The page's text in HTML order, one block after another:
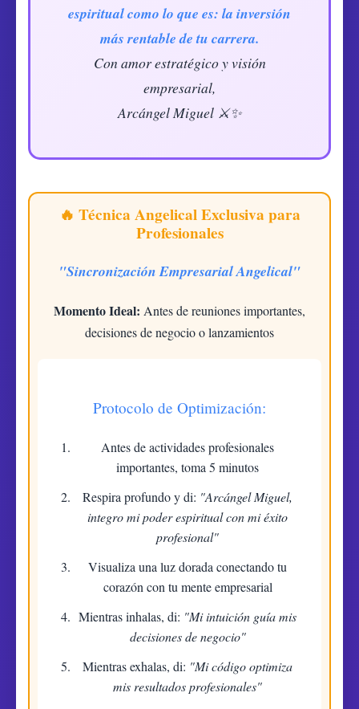
espiritual como lo que es: la inversión
más rentable de tu carrera.
Con amor estratégico y visión
empresarial,
Arcángel Miguel ⚔️✨
🔥 Técnica Angelical Exclusiva para
Profesionales
"Sincronización Empresarial Angelical"
Momento Ideal: Antes de reuniones importantes,
decisiones de negocio o lanzamientos
Protocolo de Optimización:
Antes de actividades profesionales
importantes, toma 5 minutos
Respira profundo y di: "Arcángel Miguel,
integro mi poder espiritual con mi éxito
profesional"
Visualiza una luz dorada conectando tu
corazón con tu mente empresarial
Mientras inhalas, di: "Mi intuición guía mis
decisiones de negocio"
Mientras exhalas, di: "Mi código optimiza
mis resultados profesionales"